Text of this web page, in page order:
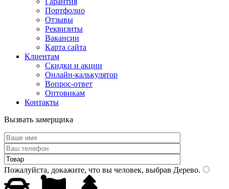
Портфолио
Отзывы
Реквизиты
Вакансии
Карта сайта
Клиентам
Скидки и акции
Онлайн-калькулятор
Вопрос-ответ
Оптовикам
Контакты
Вызвать замерщика
Пожалуйста, докажите, что вы человек, выбрав Дерево.